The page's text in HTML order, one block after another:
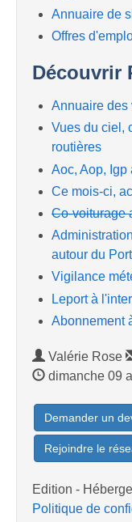
Annuaire de
Offres
Découvrir
Annuaire des
Vues du ciel,
routières
Aoc, Aop, Igp
Ce mois-ci,
Co-voiturage
autour du Port
Vigilance
Leport à
Abonnement
Valérie Rose
dimanche 09
Demander un
Rejoindre le
Edition -
Politique de